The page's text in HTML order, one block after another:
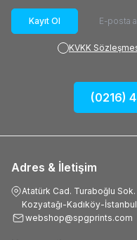
Kayıt Ol
KVKK
(0216)
Adres & İletişim
Atatürk Cad. Turaboğlu Sok.
Kozyatağı-Kadıköy-İstanbul
webshop@spgprints.com